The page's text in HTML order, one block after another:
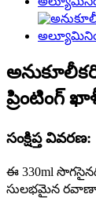
ప్రింటింగ్
సంక్షిప్త వివరణ:
ఈ 330ml
సులభమైన